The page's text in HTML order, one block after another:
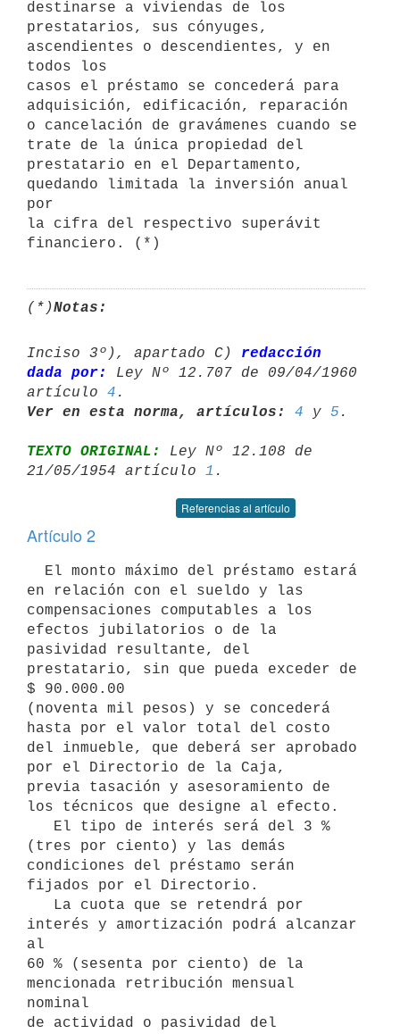
destinarse a viviendas de los
prestatarios, sus cónyuges,
ascendientes o descendientes, y en
todos los
casos el préstamo se concederá para
adquisición, edificación, reparación
o cancelación de gravámenes cuando se
trate de la única propiedad del
prestatario en el Departamento,
quedando limitada la inversión anual
por
la cifra del respectivo superávit
financiero. (*)
(*)Notas:
Inciso 3º), apartado C) redacción
dada por:
Ley Nº 12.707 de 09/04/1960
artículo 4
Ver en esta norma, artículos:
4 y 5
TEXTO ORIGINAL:
Ley Nº 12.108 de
21/05/1954 artículo 1
Referencias al artículo
Artículo 2
en relación con el sueldo y las
compensaciones computables a los
efectos jubilatorios o de la
pasividad resultante, del
prestatario, sin que pueda exceder de
$ 90.000.00
(noventa mil pesos) y se concederá
hasta por el valor total del costo
del inmueble, que deberá ser aprobado
por el Directorio de la Caja,
previa tasación y asesoramiento de
los técnicos que designe al efecto.
(tres por ciento) y las demás
condiciones del préstamo serán
fijados por el Directorio.
interés y amortización podrá alcanzar
al
60 % (sesenta por ciento) de la
mencionada retribución mensual
nominal
de actividad o pasividad del